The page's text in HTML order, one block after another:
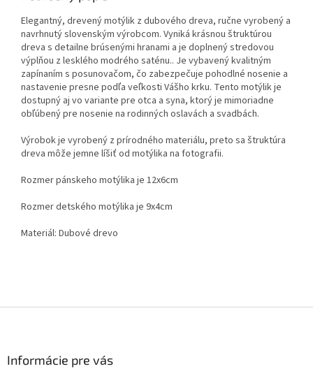
Elegantný, drevený motýlik z dubového dreva, ručne vyrobený a
navrhnutý slovenským výrobcom. Vyniká krásnou štruktúrou
dreva s detailne brúsenými hranami a je doplnený stredovou
výplňou z lesklého modrého saténu.. Je vybavený kvalitným
zapínaním s posunovačom, čo zabezpečuje pohodlné nosenie a
nastavenie presne podľa veľkosti Vášho krku. Tento motýlik je
dostupný aj vo variante pre otca a syna, ktorý je mimoriadne
obľúbený pre nosenie na rodinných oslavách a svadbách.
Výrobok je vyrobený z prírodného materiálu, preto sa štruktúra
dreva môže jemne líšiť od motýlika na fotografii.
Rozmer pánskeho motýlika je 12x6cm
Rozmer detského motýlika je 9x4cm
Materiál: Dubové drevo
Informácie pre vás